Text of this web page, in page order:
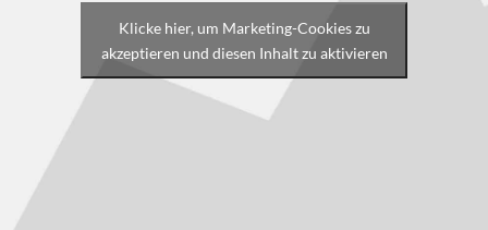
Klicke hier, um Marketing-Cookies zu
akzeptieren und diesen Inhalt zu aktivieren